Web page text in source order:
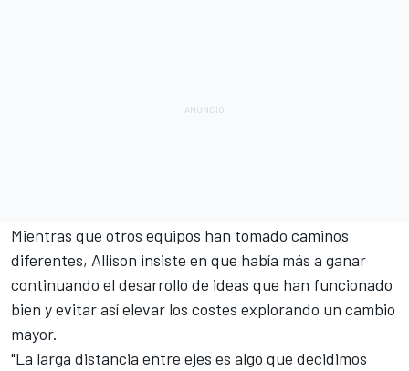
Mientras que otros equipos han tomado caminos
diferentes, Allison insiste en que había más a ganar
continuando el desarrollo de ideas que han funcionado
bien y evitar así elevar los costes explorando un cambio
mayor.
"La larga distancia entre ejes es algo que decidimos